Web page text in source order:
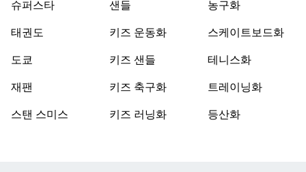
슈퍼스타
태권도
도쿄
재팬
스탠 스미스
샌들
키즈 운동화
키즈 샌들
키즈 축구화
키즈 러닝화
농구화
스케이트보드화
테니스화
트레이닝화
등산화